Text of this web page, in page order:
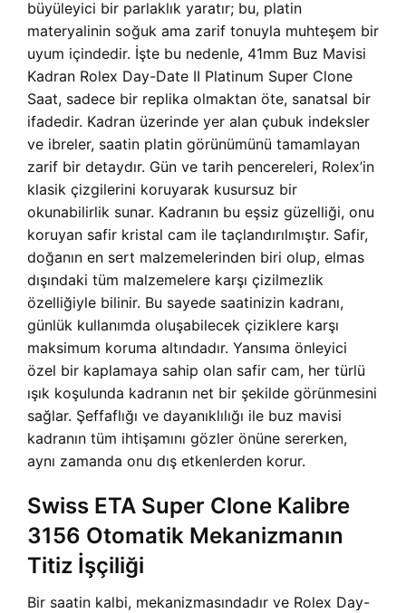
büyüleyici bir parlaklık yaratır; bu, platin
materyalinin soğuk ama zarif tonuyla muhteşem bir
uyum içindedir. İşte bu nedenle, 41mm Buz Mavisi
Kadran Rolex Day-Date II Platinum Super Clone
Saat, sadece bir replika olmaktan öte, sanatsal bir
ifadedir. Kadran üzerinde yer alan çubuk indeksler
ve ibreler, saatin platin görünümünü tamamlayan
zarif bir detaydır. Gün ve tarih pencereleri, Rolex’in
klasik çizgilerini koruyarak kusursuz bir
okunabilirlik sunar. Kadranın bu eşsiz güzelliği, onu
koruyan safir kristal cam ile taçlandırılmıştır. Safir,
doğanın en sert malzemelerinden biri olup, elmas
dışındaki tüm malzemelere karşı çizilmezlik
özelliğiyle bilinir. Bu sayede saatinizin kadranı,
günlük kullanımda oluşabilecek çiziklere karşı
maksimum koruma altındadır. Yansıma önleyici
özel bir kaplamaya sahip olan safir cam, her türlü
ışık koşulunda kadranın net bir şekilde görünmesini
sağlar. Şeffaflığı ve dayanıklılığı ile buz mavisi
kadranın tüm ihtişamını gözler önüne sererken,
aynı zamanda onu dış etkenlerden korur.
Swiss ETA Super Clone Kalibre
3156 Otomatik Mekanizmanın
Titiz İşçiliği
Bir saatin kalbi, mekanizmasındadır ve Rolex Day-